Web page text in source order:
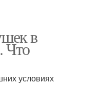
в
Что
условиях